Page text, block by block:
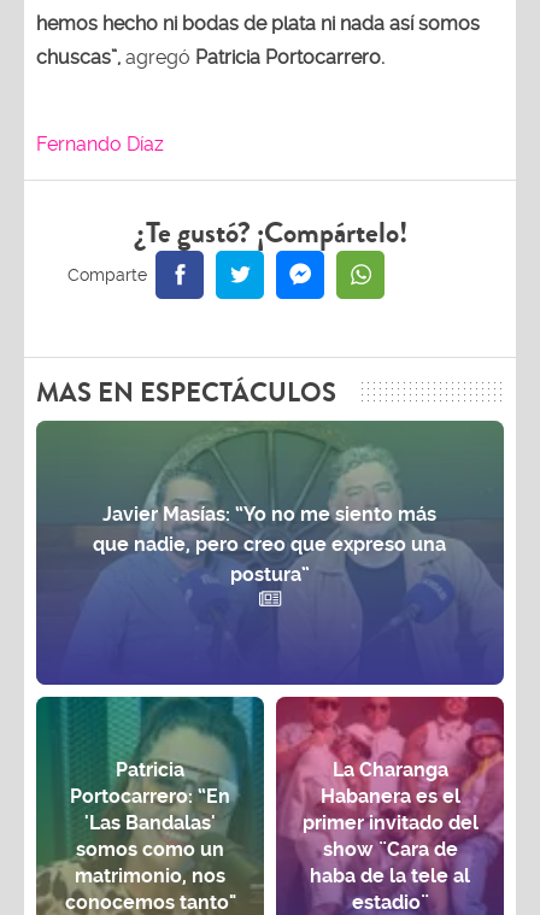
hemos hecho ni bodas de plata ni nada así somos
chuscas”, agregó Patricia Portocarrero.
Fernando Díaz
¿Te gustó? ¡Compártelo!
MAS EN ESPECTÁCULOS
Javier Masías: “Yo no me siento más
que nadie, pero creo que expreso una
postura”
Patricia
Portocarrero: “En
'Las Bandalas'
somos como un
matrimonio, nos
conocemos tanto"
La Charanga
Habanera es el
primer invitado del
show ¨Cara de
haba de la tele al
estadio¨